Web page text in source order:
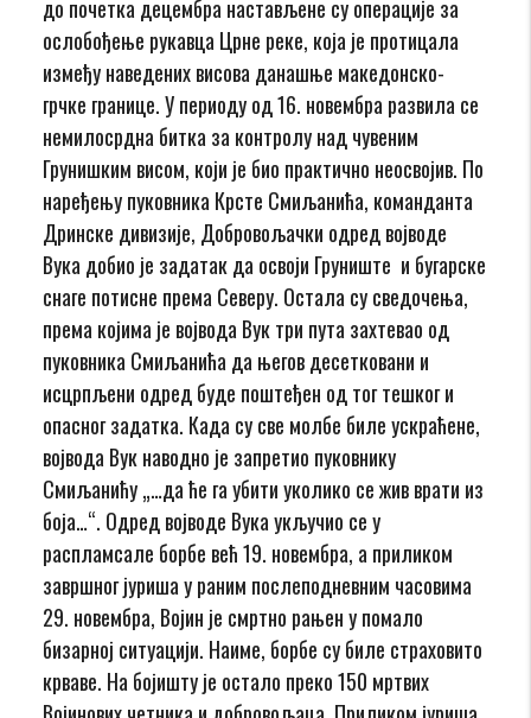
до почетка децембра настављене су операције за
ослобођење рукавца Црне реке, која је протицала
између наведених висова данашње македонско-
грчке границе. У периоду од 16. новембра развила се
немилосрдна битка за контролу над чувеним
Грунишким висом, који је био практично неосвојив. По
наређењу пуковника Крсте Смиљанића, команданта
Дринске дивизије, Добровољачки одред војводе
Вука добио је задатак да освоји Груниште и бугарске
снаге потисне према Северу. Остала су сведочења,
према којима је војвода Вук три пута захтевао од
пуковника Смиљанића да његов десетковани и
исцрпљени одред буде поштеђен од тог тешког и
опасног задатка. Када су све молбе биле ускраћене,
војвода Вук наводно је запретио пуковнику
Смиљанићу „…да ће га убити уколико се жив врати из
боја…“. Одред војводе Вука укључио се у
распламсале борбе већ 19. новембра, а приликом
завршног јуриша у раним послеподневним часовима
29. новембра, Војин је смртно рањен у помало
бизарној ситуацији. Наиме, борбе су биле страховито
крваве. На бојишту је остало преко 150 мртвих